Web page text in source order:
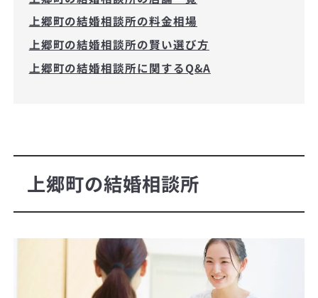
上郷町の結婚相談所の料金相場
上郷町の結婚相談所の賢い選び方
上郷町の結婚相談所に関するQ&A
上郷町の結婚相談所